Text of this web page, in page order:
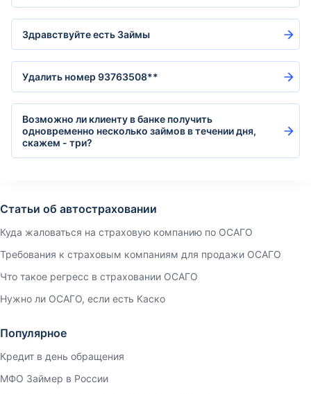
Здравствуйте есть Займы
Удалить номер 93763508**
Возможно ли клиенту в банке получить
одновременно несколько займов в течении дня,
скажем - три?
Статьи об автостраховании
Куда жаловаться на страховую компанию по ОСАГО
Требования к страховым компаниям для продажи ОСАГО
Что такое регресс в страховании ОСАГО
Нужно ли ОСАГО, если есть Каско
Популярное
Кредит в день обращения
МФО Займер в России